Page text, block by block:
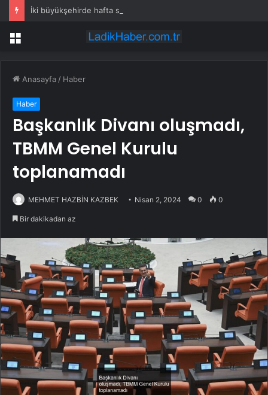
Menü
Anasayfa / Haber
Haber
Başkanlık Divanı oluşmadı,
TBMM Genel Kurulu
toplanamadı
MEHMET HAZBİN KAZBEK Nisan 2, 2024 0 0
Bir dakikadan az